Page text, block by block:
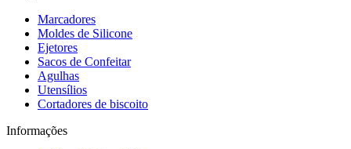
Marcadores
Moldes de Silicone
Ejetores
Sacos de Confeitar
Agulhas
Utensílios
Cortadores de biscoito
Informações